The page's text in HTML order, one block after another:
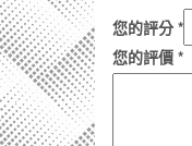
您的評分 *
您的評價 *